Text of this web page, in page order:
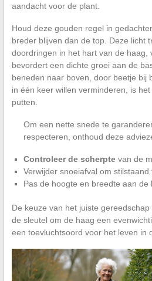
aandacht voor de plant.
Houd deze gouden regel in
breder blijven dan de top. Deze licht
doordringen in het hart van de haag,
bevordert een dichte groei aan de
beneden naar boven, door beetje bij
in één keer willen verminderen, is
putten.
Om een nette snede te
respecteren, onthoud deze
Controleer de scherptevan de
Verwijder snoeiafval om stilstaand
Pas de hoogte en breedte aan de
De keuze van het juiste
de sleutel om de haag een
een toevluchtsoord voor het leven in